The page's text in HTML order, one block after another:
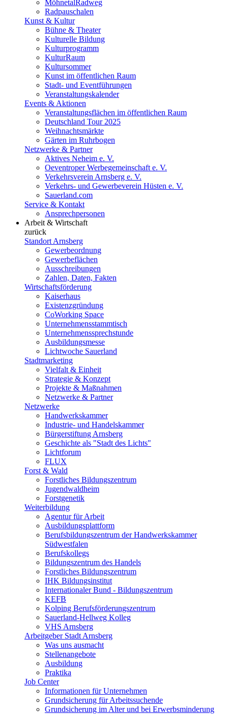
MöhnetalRadweg
Radpauschalen
Kunst & Kultur
Bühne & Theater
Kulturelle Bildung
Kulturprogramm
KulturRaum
Kultursommer
Kunst im öffentlichen Raum
Stadt- und Eventführungen
Veranstaltungskalender
Events & Aktionen
Veranstaltungsflächen im öffentlichen Raum
Deutschland Tour 2025
Weihnachtsmärkte
Gärten im Ruhrbogen
Netzwerke & Partner
Aktives Neheim e. V.
Oeventroper Werbegemeinschaft e. V.
Verkehrsverein Arnsberg e. V.
Verkehrs- und Gewerbeverein Hüsten e. V.
Sauerland.com
Service & Kontakt
Ansprechpersonen
Arbeit & Wirtschaft
zurück
Standort Arnsberg
Gewerbeordnung
Gewerbeflächen
Ausschreibungen
Zahlen, Daten, Fakten
Wirtschaftsförderung
Kaiserhaus
Existenzgründung
CoWorking Space
Unternehmensstammtisch
Unternehmenssprechstunde
Ausbildungsmesse
Lichtwoche Sauerland
Stadtmarketing
Vielfalt & Einheit
Strategie & Konzept
Projekte & Maßnahmen
Netzwerke & Partner
Netzwerke
Handwerkskammer
Industrie- und Handelskammer
Bürgerstiftung Arnsberg
Geschichte als "Stadt des Lichts"
Lichtforum
FLUX
Forst & Wald
Forstliches Bildungszentrum
Jugendwaldheim
Forstgenetik
Weiterbildung
Agentur für Arbeit
Ausbildungsplattform
Berufsbildungszentrum der Handwerkskammer
Südwestfalen
Berufskollegs
Bildungszentrum des Handels
Forstliches Bildungszentrum
IHK Bildungsinstitut
Internationaler Bund - Bildungszentrum
KEFB
Kolping Berufsförderungszentrum
Sauerland-Hellweg Kolleg
VHS Arnsberg
Arbeitgeber Stadt Arnsberg
Was uns ausmacht
Stellenangebote
Ausbildung
Praktika
Job Center
Informationen für Unternehmen
Grundsicherung für Arbeitssuchende
Grundsicherung im Alter und bei Erwerbsminderung